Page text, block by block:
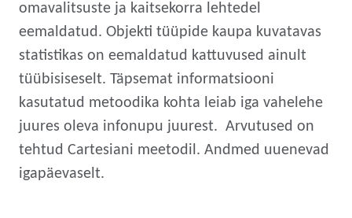
omavalitsuste ja kaitsekorra lehtedel
eemaldatud. Objekti tüüpide kaupa kuvatavas
statistikas on eemaldatud kattuvused ainult
tüübisiseselt. Täpsemat informatsiooni
kasutatud metoodika kohta leiab iga vahelehe
juures oleva infonupu juurest. Arvutused on
tehtud Cartesiani meetodil. Andmed uuenevad
igapäevaselt.